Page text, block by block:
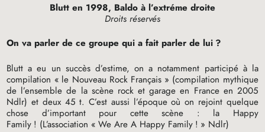
Blutt en 1998, Baldo à l’extréme droite
Droits réservés
On va parler de ce groupe qui a fait parler de lui ?
Blutt a eu un succès d’estime, on a notamment participé à la
compilation « le Nouveau Rock Français » (compilation mythique
de l’ensemble de la scène rock et garage en France en 2005
Ndlr) et deux 45 t. C’est aussi l’époque où on rejoint quelque
chose d’important pour cette scène : la Happy
Family ! (L’association « We Are A Happy Family ! » Ndlr)